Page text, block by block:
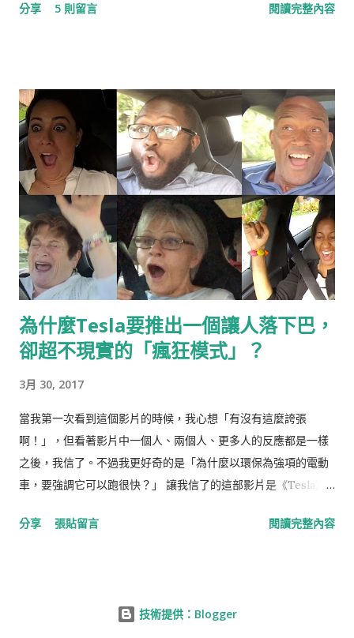
力一流，更可堪稱業界翹楚，就讓我們一起看下去。
分享 5 則留言 閱讀完整內容
為什麼Tesla要推出一個讓人落下巴，
卻超不現實的「瘋狂模式」？
3月 30, 2017
當我第一次看到這個影片的時候，我心想「有沒有這麼誇張
啊！」，但看著影片中一個人、兩個人、更多人的反應都是一樣
之後，我信了。不過我更好奇的是「為什麼以環保為強項的電動
車，要強調它可以跑很快？」 讓我信了的這部影片是《Tesla》
Insane Mode」的側拍試乘影片，這個如它名字所言的模式，可
看看有沒有反應比較“平靜”的，結果找到了這部由Tesla創辦人
分享 張貼留言 閱讀完整內容
技術提供：Blogger